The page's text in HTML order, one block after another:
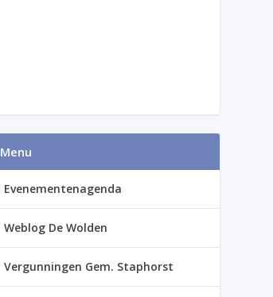
Menu
Evenementenagenda
Weblog De Wolden
Vergunningen Gem. Staphorst